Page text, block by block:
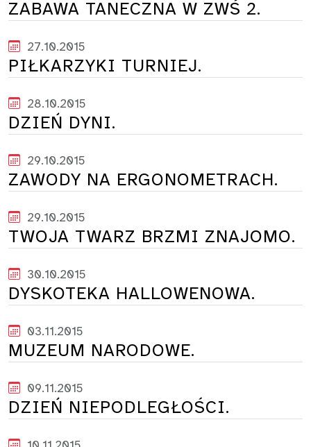
ZABAWA TANECZNA W ZWŚ 2.
27.10.2015
PIŁKARZYKI TURNIEJ.
28.10.2015
DZIEŃ DYNI.
29.10.2015
ZAWODY NA ERGONOMETRACH.
29.10.2015
TWOJA TWARZ BRZMI ZNAJOMO.
30.10.2015
DYSKOTEKA HALLOWENOWA.
03.11.2015
MUZEUM NARODOWE.
09.11.2015
DZIEŃ NIEPODLEGŁOŚCI.